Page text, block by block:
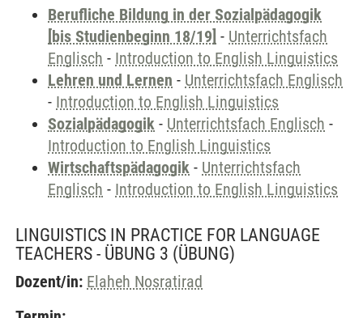
Berufliche Bildung in der Sozialpädagogik
[bis Studienbeginn 18/19] - Unterrichtsfach
Englisch - Introduction to English Linguistics
Lehren und Lernen - Unterrichtsfach Englisch
- Introduction to English Linguistics
Sozialpädagogik - Unterrichtsfach Englisch -
Introduction to English Linguistics
Wirtschaftspädagogik - Unterrichtsfach
Englisch - Introduction to English Linguistics
LINGUISTICS IN PRACTICE FOR LANGUAGE
TEACHERS - ÜBUNG 3 (ÜBUNG)
Dozent/in: Elaheh Nosratirad